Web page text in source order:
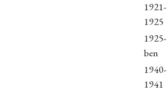
1921-
1925
1925-
ben
1940-
1941